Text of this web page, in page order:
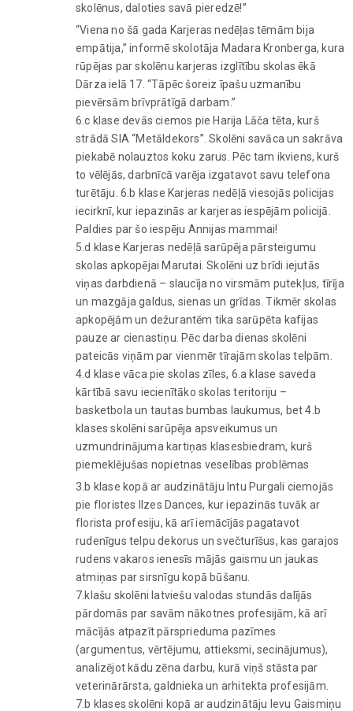
skolēnus, daloties savā pieredzē!”
“Viena no šā gada Karjeras nedēļas tēmām bija
empātija,” informē skolotāja Madara Kronberga, kura
rūpējas par skolēnu karjeras izglītību skolas ēkā
Dārza ielā 17. “Tāpēc šoreiz īpašu uzmanību
pievērsām brīvprātīgā darbam.”
6.c klase devās ciemos pie Harija Lāča tēta, kurš
strādā SIA “Metāldekors”. Skolēni savāca un sakrāva
piekabē nolauztos koku zarus. Pēc tam ikviens, kurš
to vēlējās, darbnīcā varēja izgatavot savu telefona
turētāju. 6.b klase Karjeras nedēļā viesojās policijas
iecirknī, kur iepazinās ar karjeras iespējām policijā.
Paldies par šo iespēju Annijas mammai!
5.d klase Karjeras nedēļā sarūpēja pārsteigumu
skolas apkopējai Marutai. Skolēni uz brīdi iejutās
viņas darbdienā – slaucīja no virsmām putekļus, tīrīja
un mazgāja galdus, sienas un grīdas. Tikmēr skolas
apkopējām un dežurantēm tika sarūpēta kafijas
pauze ar cienastiņu. Pēc darba dienas skolēni
pateicās viņām par vienmēr tīrajām skolas telpām.
4.d klase vāca pie skolas zīles, 6.a klase saveda
kārtībā savu iecienītāko skolas teritoriju –
basketbola un tautas bumbas laukumus, bet 4.b
klases skolēni sarūpēja apsveikumus un
uzmundrinājuma kartiņas klasesbiedram, kurš
piemeklējušas nopietnas veselības problēmas
3.b klase kopā ar audzinātāju Intu Purgali ciemojās
pie floristes Ilzes Dances, kur iepazinās tuvāk ar
florista profesiju, kā arī iemācījās pagatavot
rudenīgus telpu dekorus un svečturīšus, kas garajos
rudens vakaros ienesīs mājās gaismu un jaukas
atmiņas par sirsnīgu kopā būšanu.
7.klašu skolēni latviešu valodas stundās dalījās
pārdomās par savām nākotnes profesijām, kā arī
mācījās atpazīt pārsprieduma pazīmes
(argumentus, vērtējumu, attieksmi, secinājumus),
analizējot kādu zēna darbu, kurā viņš stāsta par
veterinārārsta, galdnieka un arhitekta profesijām.
7.b klases skolēni kopā ar audzinātāju Ievu Gaismiņu